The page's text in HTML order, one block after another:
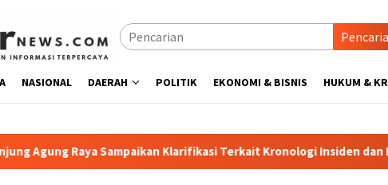
NASIONAL DAERAH POLITIK EKONOMI & BISNIS HUKUM &
Klarifikasi Terkait Kronologi Insiden dan Dugaan Pengancaman